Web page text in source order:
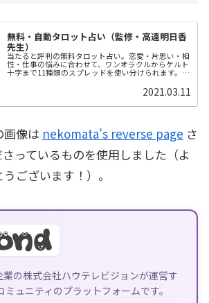
無料・自動タロット占い（監修・高遠明日香
先生）
当たると評判の無料タロット占い。恋愛・片思い・相
性・仕事の悩みに合わせて、ワンオラクルからケルト
十字まで11種類のスプレッドを使い分けられます。プ
えます。引いたカードの結果はJSONで書き出せて、
ChatGPT・Gemini・ClaudeでのAI+JSON占い（AIタ
ロット鑑定）にもそのまま使えます。
2021.03.11
画像は nekomata’s reverse page さ
っているものを使用しました（よ
ございます！）。
の株式会社ハウテレビジョンが運営す
ュニティのプラットフォームです。